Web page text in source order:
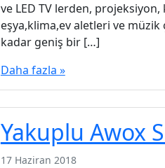
ve LED TV lerden, projeksiyon,
eşya,klima,ev aletleri ve
kadar geniş bir […]
Daha fazla »
Yakuplu Awox
17 Haziran 2018